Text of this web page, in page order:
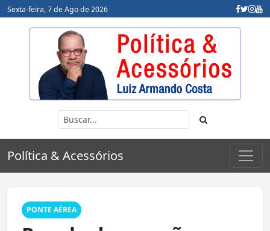
Sexta-feira, 7 de Ago de 2026
Política & Acessórios
PONTE AÉREA